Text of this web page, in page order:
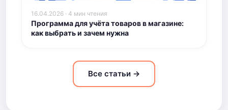
16.04.2026 · 4 мин чтения
Программа для учёта товаров в магазине:
как выбрать и зачем нужна
Все статьи →